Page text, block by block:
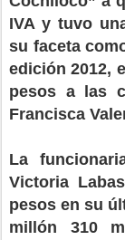
IVA y tuvo
su faceta
edición 2012,
pesos a las
Francisca
La
Victoria
pesos en su
millón 310